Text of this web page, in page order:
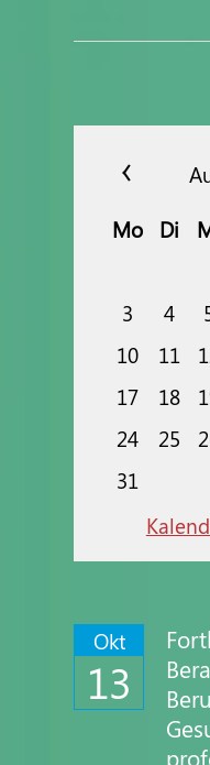
Mo
Di
3
4
10
11
17
18
24
25
31
Okt
13